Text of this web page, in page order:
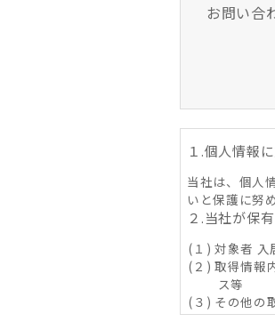
お問い合
１.個人情報
当社は、個人
いと保護に努
２.当社が保
(１) 対象者 入
(２) 取得情報
ス等
(３) その他の
象物件に